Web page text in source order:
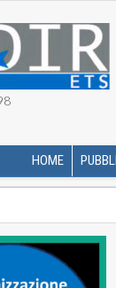
HOME